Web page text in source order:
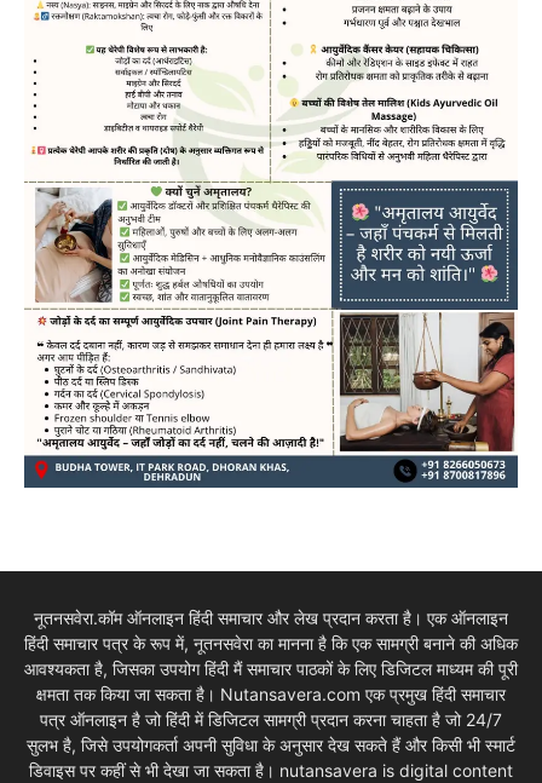
नूतनसवेरा.कॉम ऑनलाइन हिंदी समाचार और लेख प्रदान करता है। एक ऑनलाइन
हिंदी समाचार पत्र के रूप में, नूतनसवेरा का मानना है कि एक सामग्री बनाने की अधिक
आवश्यकता है, जिसका उपयोग हिंदी मैं समाचार पाठकों के लिए डिजिटल माध्यम की पूरी
क्षमता तक किया जा सकता है। Nutansavera.com एक प्रमुख हिंदी समाचार
पत्र ऑनलाइन है जो हिंदी में डिजिटल सामग्री प्रदान करना चाहता है जो 24/7
सुलभ है, जिसे उपयोगकर्ता अपनी सुविधा के अनुसार देख सकते हैं और किसी भी स्मार्ट
डिवाइस पर कहीं से भी देखा जा सकता है। nutansavera is digital content